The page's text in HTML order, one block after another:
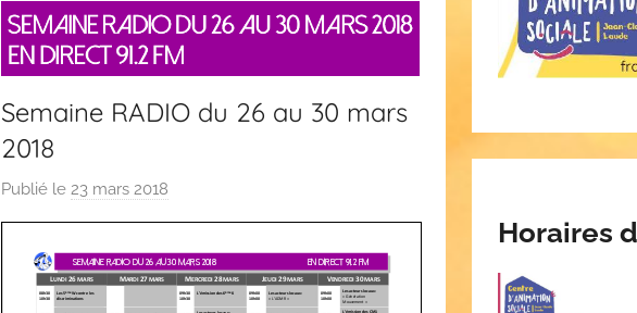
Semaine RADIO du 26 au 30 mars
2018
Publié le23 mars 2018
a
C
A
Horaires